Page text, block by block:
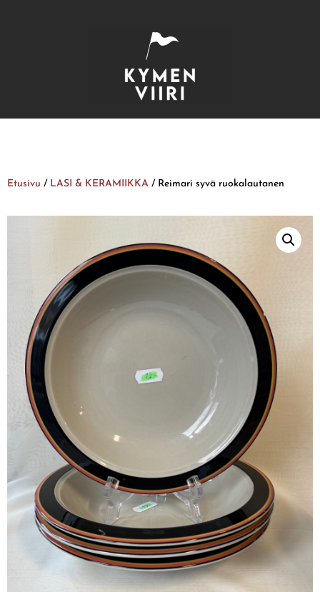
Etusivu / LASI & KERAMIIKKA / Reimari syvä ruokalautanen